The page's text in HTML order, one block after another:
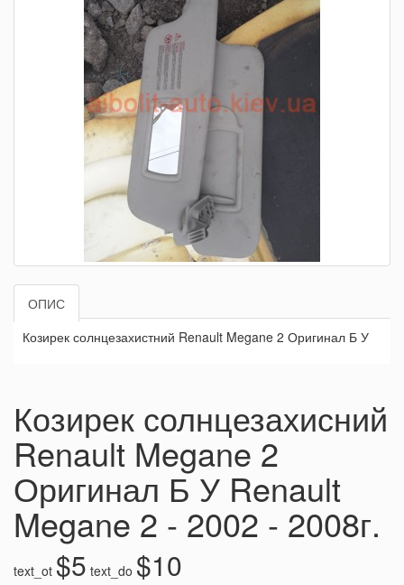
ОПИС
Козирек солнцезахистний Renault Megane 2 Оригинал Б У
Козирек солнцезахисний
Renault Megane 2
Оригинал Б У Renault
Megane 2 - 2002 - 2008г.
text_ot $5 text_do $10